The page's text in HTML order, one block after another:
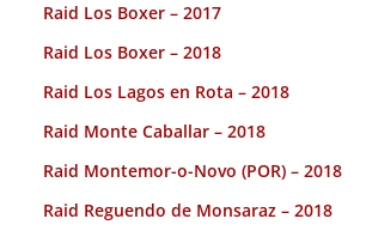
Raid Los Boxer – 2017
Raid Los Boxer – 2018
Raid Los Lagos en Rota – 2018
Raid Monte Caballar – 2018
Raid Montemor-o-Novo (POR) – 2018
Raid Reguendo de Monsaraz – 2018